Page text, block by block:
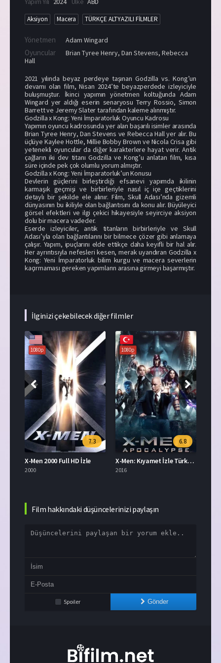
Aksiyon Macera TÜRKÇE ALTYAZILI FİLMLER
Yönetmen Adam Wingard
Oyuncular Brian Tyree Henry, Dan Stevens, Rebecca
Hall
2021 yılında beyaz perdeye taşınan Godzilla vs. Kong’un
devamı olan film, Nisan 2024’te beyazperdede izleyiciyle
buluşmuştur. İkinci yapımın yönetmen koltuğunda Adam
Wingard yer aldığı eserin senaryosu Terry Rossio, Simon
Barrett ve Jeremy Slater tarafından kaleme alınmıştır.
Godzilla x Kong: Yeni İmparatorluk Oyuncu Kadrosu
Yapımın oyuncu kadrosunda yer alan başarılı isimler arasında
Brian Tyree Henry, Dan Stevens ve Rebecca Hall yer alır. Bu
üçlüye Kaylee Hottle, Millie Bobby Brown ve Nicola Crisa gibi
yetenekli oyuncular da diğer karakterlere hayat verir. Antik
çağların iki dev titanı Godzilla ve Kong’u anlatan film, kısa
süre içinde pek çok olumlu yorum almıştır.
Godzilla x Kong: Yeni İmparatorluk’un Konusu
Devlerin güçlerini birleştirdiği efsanevi yapımda ikilinin
karmaşık geçmişi ve birbirleriyle nasıl iç içe geçtiklerini
detaylı bir şekilde ele alınır. Film, Skull Adası’nda gizemli
dünyasının bu ikiliyle olan bağlantısını da konu alır. Büyüleyici
görsel efektleri ve ilgi çekici hikayesiyle seyirciye aksiyon
dolu bir macera vadeder.
Eserde izleyiciler, antik titanların birbirleriyle ve Skull
Adası’yla olan bağlantılarını bir bilmece çözer gibi anlamaya
çalışır. Yapım, ipuçlarını elde ettikçe daha keyifli bir hal alır.
Her ayrıntısıyla nefesleri kesen, merak uyandıran Godzilla x
Kong: Yeni İmparatorluk bilim kurgu ve macera severlerin
kaçırmaması gereken yapımların arasına girmeyi başarmıştır.
İlginizi çekebilecek diğer filmler
7.3
Men 2000 Full HD İzle
1080p
6.8
X-Men: Kıyamet İzle Türkçe Dublaj
1080p
X-Men: Son
Film hakkındaki düşüncelerinizi paylaşın
Spoiler Gönder